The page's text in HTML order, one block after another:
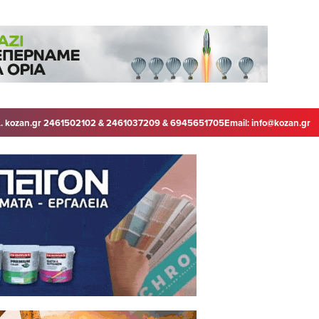
kozan.gr 2461502102 & 2461037209 & 6945651705Email:info@kozan.gr